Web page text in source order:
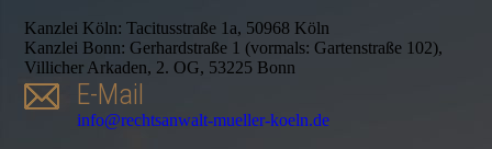
Kanzlei Köln: Tacitusstraße 1a, 50968 Köln
Kanzlei Bonn: Gerhardstraße 1 (vormals: Gartenstraße 102),
Villicher Arkaden, 2. OG, 53225 Bonn
E-Mail
info@rechtsanwalt-mueller-koeln.de